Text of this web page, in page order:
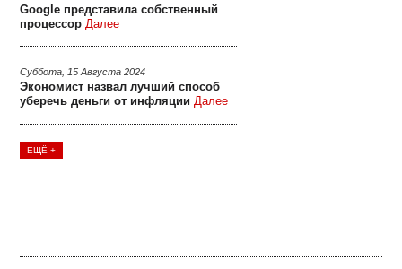
Google представила собственный
процессор Далее
Суббота, 15 Августа 2024
Экономист назвал лучший способ
уберечь деньги от инфляции Далее
ЕЩЁ +